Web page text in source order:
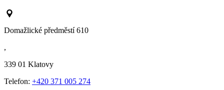
Domažlické předměstí 610
,
339 01 Klatovy
Telefon: +420 371 005 274